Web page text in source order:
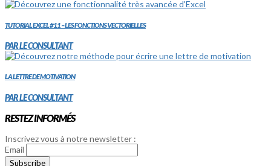
TUTORIAL EXCEL #11 – LES FONCTIONS VECTORIELLES
PAR LE CONSULTANT
LA LETTRE DE MOTIVATION
PAR LE CONSULTANT
RESTEZ INFORMÉS
Inscrivez vous à notre newsletter :
Email